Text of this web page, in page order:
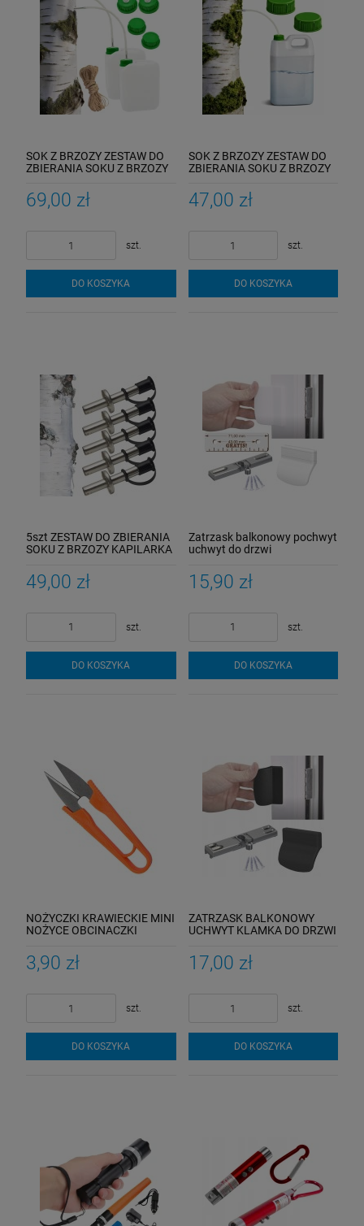
SOK Z BRZOZY ZESTAW DO
ZBIERANIA SOKU Z BRZOZY
SZTUKI
69,00 zł
szt.
DO KOSZYKA
SOK Z BRZOZY ZESTAW DO
ZBIERANIA SOKU Z BRZOZY
KAPILARA
47,00 zł
szt.
DO KOSZYKA
5szt ZESTAW DO ZBIERANIA
SOKU Z BRZOZY KAPILARKA
49,00 zł
szt.
DO KOSZYKA
Zatrzask balkonowy pochwyt
uchwyt do drzwi
15,90 zł
szt.
DO KOSZYKA
NOŻYCZKI KRAWIECKIE MINI
NOŻYCE OBCINACZKI
3,90 zł
szt.
DO KOSZYKA
ZATRZASK BALKONOWY
UCHWYT KLAMKA DO DRZWI
17,00 zł
szt.
DO KOSZYKA